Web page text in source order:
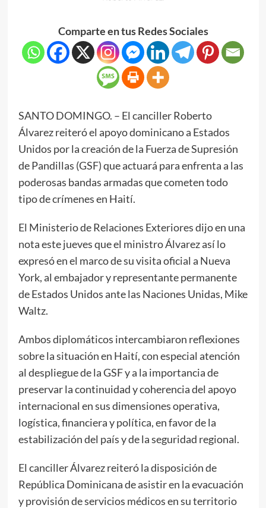
Comparte en tus Redes Sociales
SANTO DOMINGO. – El canciller Roberto
Álvarez reiteró el apoyo dominicano a Estados
Unidos por la creación de la Fuerza de Supresión
de Pandillas (GSF) que actuará para enfrenta a las
poderosas bandas armadas que cometen todo
tipo de crímenes en Haití.
El Ministerio de Relaciones Exteriores dijo en una
nota este jueves que el ministro Álvarez así lo
expresó en el marco de su visita oficial a Nueva
York, al embajador y representante permanente
de Estados Unidos ante las Naciones Unidas, Mike
Waltz.
Ambos diplomáticos intercambiaron reflexiones
sobre la situación en Haití, con especial atención
al despliegue de la GSF y a la importancia de
preservar la continuidad y coherencia del apoyo
internacional en sus dimensiones operativa,
logística, financiera y política, en favor de la
estabilización del país y de la seguridad regional.
El canciller Álvarez reiteró la disposición de
República Dominicana de asistir en la evacuación
y provisión de servicios médicos en su territorio